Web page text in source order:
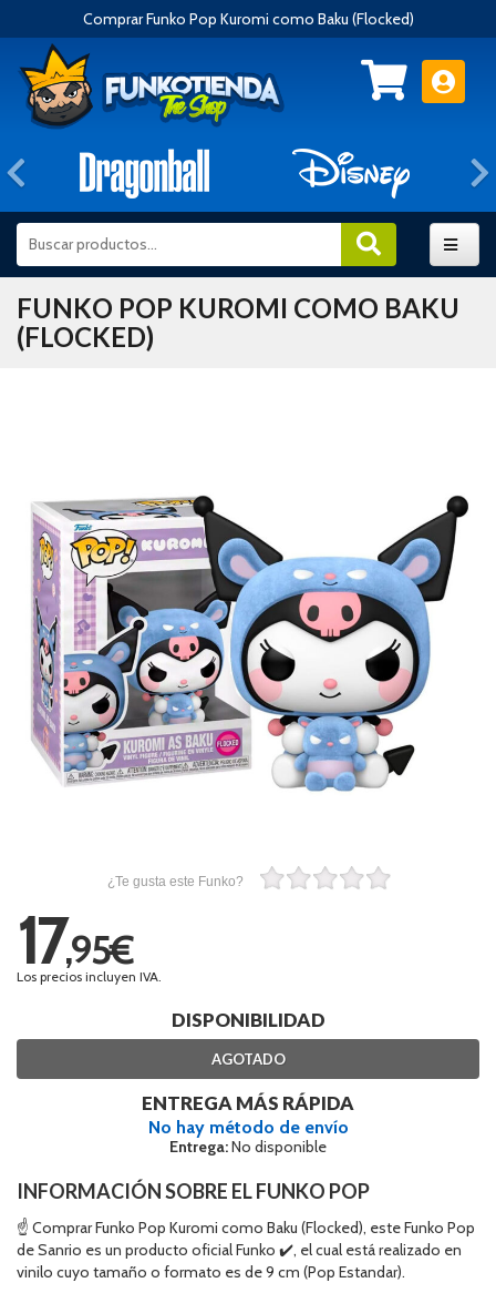
Comprar Funko Pop Kuromi como Baku (Flocked)
Anterior
FUNKO POP KUROMI COMO BAKU
(FLOCKED)
¿Te gusta este Funko?
17,95€
Los precios incluyen IVA.
DISPONIBILIDAD
AGOTADO
ENTREGA MÁS RÁPIDA
No hay método de envío
Entrega:No disponible
INFORMACIÓN SOBRE EL FUNKO POP
☝ Comprar Funko Pop Kuromi como Baku (Flocked), este Funko Pop
de Sanrio es un producto oficial Funko ✔️, el cual está realizado en
vinilo cuyo tamaño o formato es de 9 cm (Pop Estandar).